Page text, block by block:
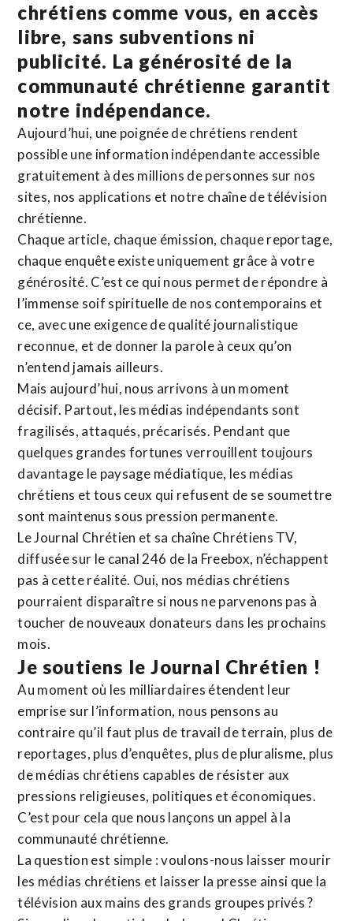
chrétiens comme vous, en accès
libre, sans subventions ni
publicité. La générosité de la
communauté chrétienne garantit
notre indépendance.
Aujourd’hui, une poignée de chrétiens rendent
possible une information indépendante accessible
gratuitement à des millions de personnes sur nos
sites, nos applications et notre chaîne de télévision
chrétienne.
Chaque article, chaque émission, chaque reportage,
chaque enquête existe uniquement grâce à votre
générosité. C’est ce qui nous permet de répondre à
l’immense soif spirituelle de nos contemporains et
ce, avec une exigence de qualité journalistique
reconnue, et de donner la parole à ceux qu’on
n’entend jamais ailleurs.
Mais aujourd’hui, nous arrivons à un moment
décisif. Partout, les médias indépendants sont
fragilisés, attaqués, précarisés. Pendant que
quelques grandes fortunes verrouillent toujours
davantage le paysage médiatique, les médias
chrétiens et tous ceux qui refusent de se soumettre
sont maintenus sous pression permanente.
Le Journal Chrétien et sa chaîne Chrétiens TV,
diffusée sur le canal 246 de la Freebox, n’échappent
pas à cette réalité. Oui, nos médias chrétiens
pourraient disparaître si nous ne parvenons pas à
toucher de nouveaux donateurs dans les prochains
mois.
Je soutiens le Journal Chrétien !
Au moment où les milliardaires étendent leur
emprise sur l’information, nous pensons au
contraire qu’il faut plus de travail de terrain, plus de
reportages, plus d’enquêtes, plus de pluralisme, plus
de médias chrétiens capables de résister aux
pressions religieuses, politiques et économiques.
C’est pour cela que nous lançons un appel à la
communauté chrétienne.
La question est simple : voulons-nous laisser mourir
les médias chrétiens et laisser la presse ainsi que la
télévision aux mains des grands groupes privés ?